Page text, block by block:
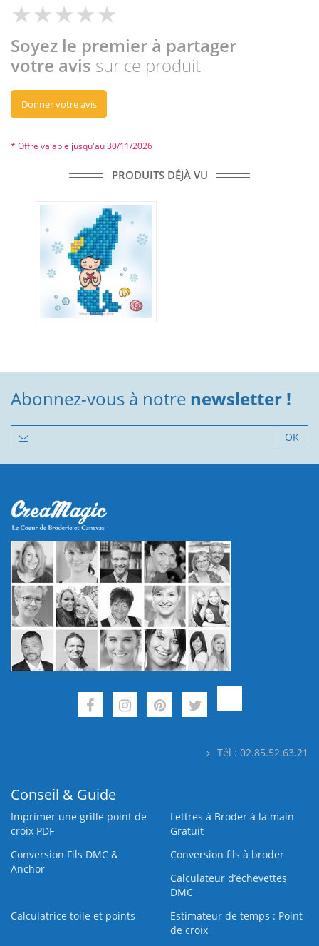
Soyez le premier à partager
votre avis sur ce produit
Donner votre avis
* Offre valable jusqu'au 30/11/2026
PRODUITS DÉJÀ VU
Abonnez-vous à notre newsletter !
OK
Tél : 02.85.52.63.21
Conseil & Guide
Imprimer une grille point de
croix PDF
Lettres à Broder à la main
Gratuit
Conversion Fils DMC &
Anchor
Conversion fils à broder
Calculateur d’échevettes
DMC
Calculatrice toile et points
Estimateur de temps : Point
de croix